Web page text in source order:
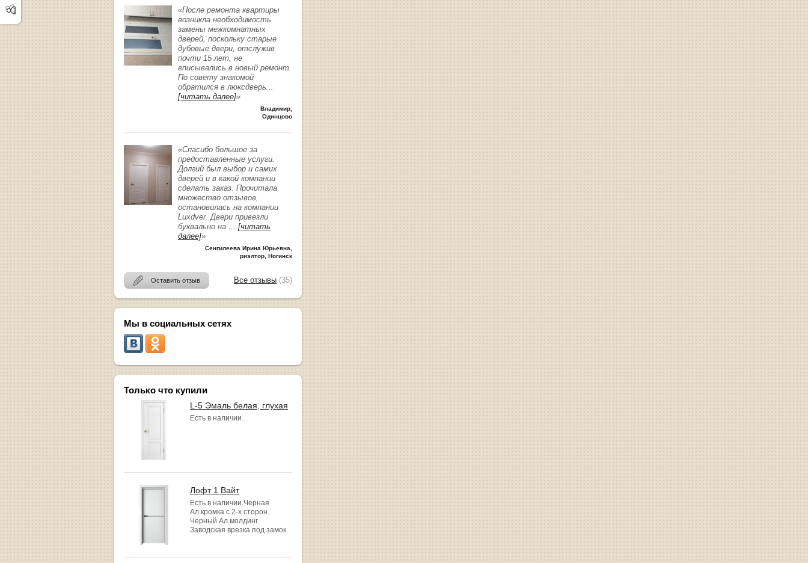
«После ремонта квартиры
возникла необходимость
замены межкомнатных
дверей, поскольку старые
дубовые двери, отслужив
почти 15 лет, не
вписывались в новый ремонт.
По совету знакомой
обратился в люксдверь...
[читать далее]»
Владимир,
Одинцово
«Спасибо большое за
предоставленные услуги.
Долгий был выбор и самих
дверей и в какой компании
сделать заказ. Прочитала
множество отзывов,
остановилась на компании
Luxdver. Двери привезли
буквально на ... [читать
далее]»
Сенгилеева Ирина Юрьевна,
риэлтор, Ногинск
Оставить отзыв Все отзывы (35)
Мы в социальных сетях
Только что купили
L-5 Эмаль белая, глухая
Есть в наличии.
Лофт 1 Вайт
Есть в наличии.Черная
Ал.кромка с 2-х сторон.
Черный Ал.молдинг.
Заводская врезка под замок.